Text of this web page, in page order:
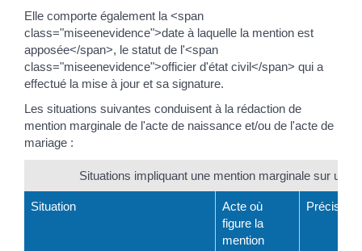
Elle comporte également la <span
class="miseenevidence">date à laquelle la mention est
apposée</span>, le statut de l'<span
class="miseenevidence">officier d'état civil</span> qui a
effectué la mise à jour et sa signature.
Les situations suivantes conduisent à la rédaction de
mention marginale de l'acte de naissance et/ou de l'acte de
mariage :
Situations impliquant une mention marginale sur un
Situation
Acte où
figure la
mention
Précision